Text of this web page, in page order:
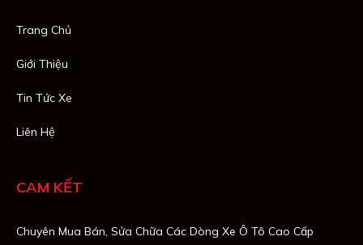
Trang Chủ
Giới Thiệu
Tin Tức Xe
Liên Hệ
CAM KẾT
Chuyên Mua Bán, Sửa Chữa Các Dòng Xe Ô Tô Cao Cấp